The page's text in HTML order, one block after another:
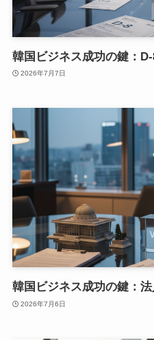
韓国ビジネス成功の鍵：
2026年7月7日
韓国ビジネス成功の鍵：法
2026年7月6日